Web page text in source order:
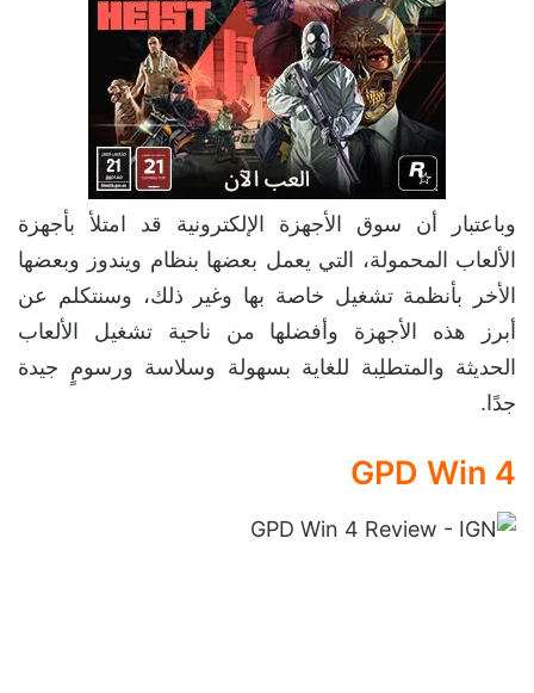
وباعتبار أن سوق الأجهزة الإلكترونية قد امتلأ بأجهزة
الألعاب المحمولة، التي يعمل بعضها بنظام ويندوز وبعضها
الأخر بأنظمة تشغيل خاصة بها وغير ذلك، وسنتكلم عن
أبرز هذه الأجهزة وأفضلها من ناحية تشغيل الألعاب
الحديثة والمتطلِبة للغاية بسهولة وسلاسة ورسومٍ جيدة
جدًا.
GPD Win 4